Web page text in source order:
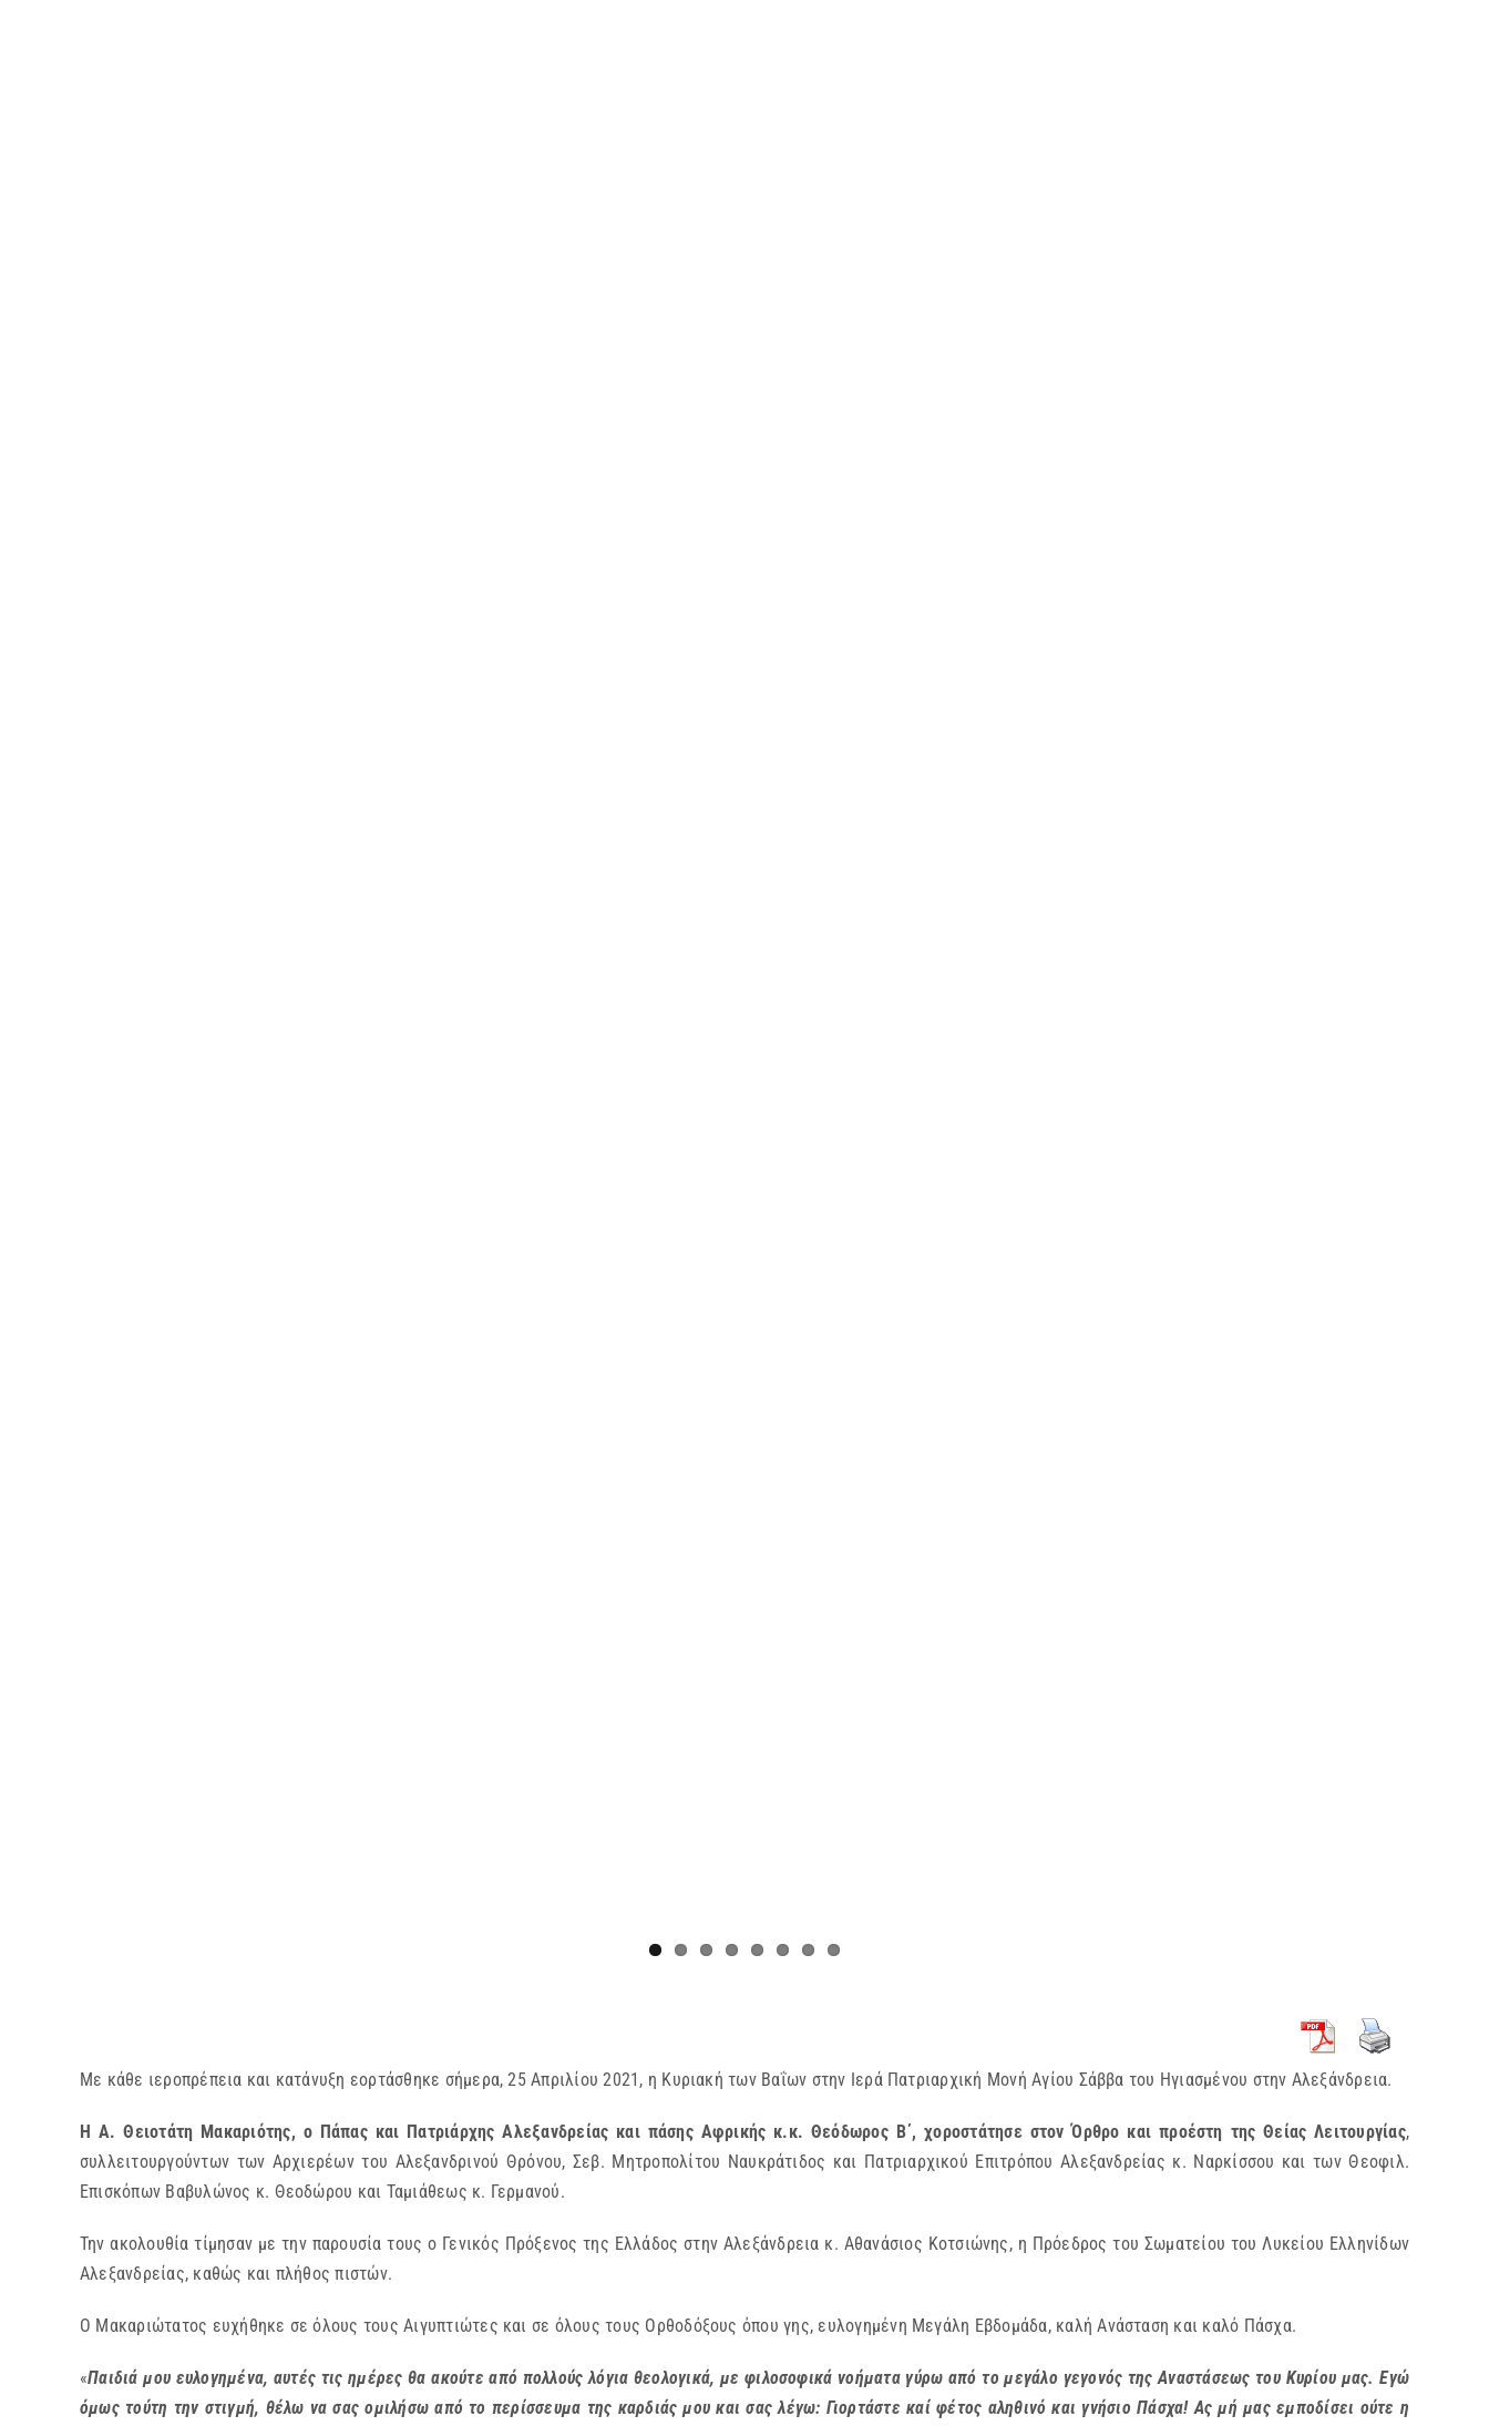
Με κάθε ιεροπρέπεια και κατάνυξη εορτάσθηκε σήμερα, 25 Απριλίου 2021, η Κυριακή των Βαΐων στην Ιερά Πατριαρχική Μονή Αγίου Σάββα του Ηγιασμένου στην Αλεξάνδρεια.
Η Α. Θειοτάτη Μακαριότης, ο Πάπας και Πατριάρχης Αλεξανδρείας και πάσης Αφρικής κ.κ. Θεόδωρος Β΄, χοροστάτησε στον Όρθρο και προέστη της Θείας Λειτουργίας,
συλλειτουργούντων των Αρχιερέων του Αλεξανδρινού Θρόνου, Σεβ. Μητροπολίτου Ναυκράτιδος και Πατριαρχικού Επιτρόπου Αλεξανδρείας κ. Ναρκίσσου και των Θεοφιλ.
Επισκόπων Βαβυλώνος κ. Θεοδώρου και Ταμιάθεως κ. Γερμανού.
Την ακολουθία τίμησαν με την παρουσία τους ο Γενικός Πρόξενος της Ελλάδος στην Αλεξάνδρεια κ. Αθανάσιος Κοτσιώνης, η Πρόεδρος του Σωματείου του Λυκείου Ελληνίδων
Αλεξανδρείας, καθώς και πλήθος πιστών.
Ο Μακαριώτατος ευχήθηκε σε όλους τους Αιγυπτιώτες και σε όλους τους Ορθοδόξους όπου γης, ευλογημένη Μεγάλη Εβδομάδα, καλή Ανάσταση και καλό Πάσχα.
«Παιδιά μου ευλογημένα, αυτές τις ημέρες θα ακούτε από πολλούς λόγια θεολογικά, με φιλοσοφικά νοήματα γύρω από το μεγάλο γεγονός της Αναστάσεως του Κυρίου μας. Εγώ
όμως τούτη την στιγμή, θέλω να σας ομιλήσω από το περίσσευμα της καρδιάς μου και σας λέγω: Γιορτάστε καί φέτος αληθινό και γνήσιο Πάσχα! Ας μή μας εμποδίσει ούτε η